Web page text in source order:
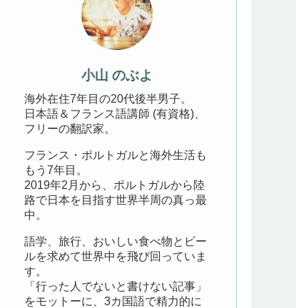
小山 のぶよ
海外在住7年目の20代後半男子。
日本語＆フランス語講師 (有資格)、
フリーの翻訳家。
フランス・ポルトガルと海外生活も
もう7年目。
2019年2月から、ポルトガルから陸
路で日本を目指す世界半周の真っ最
中。
語学、旅行、おいしい食べ物とビー
ルを求めて世界中を飛び回っていま
す。
「行った人でないと書けない記事」
をモットーに、3カ国語で精力的に